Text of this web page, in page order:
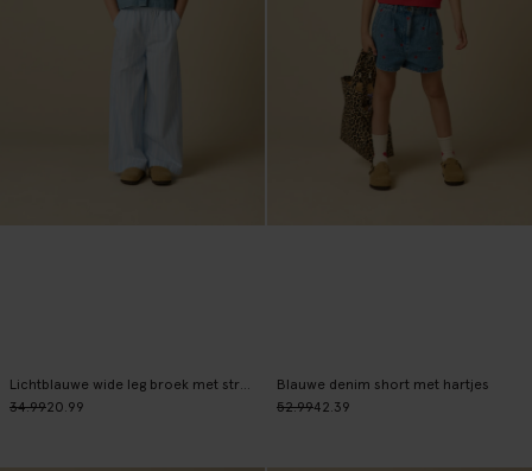
Lichtblauwe wide leg broek met strepen
34.9920.99
Blauwe denim short met hartjes
52.9942.39